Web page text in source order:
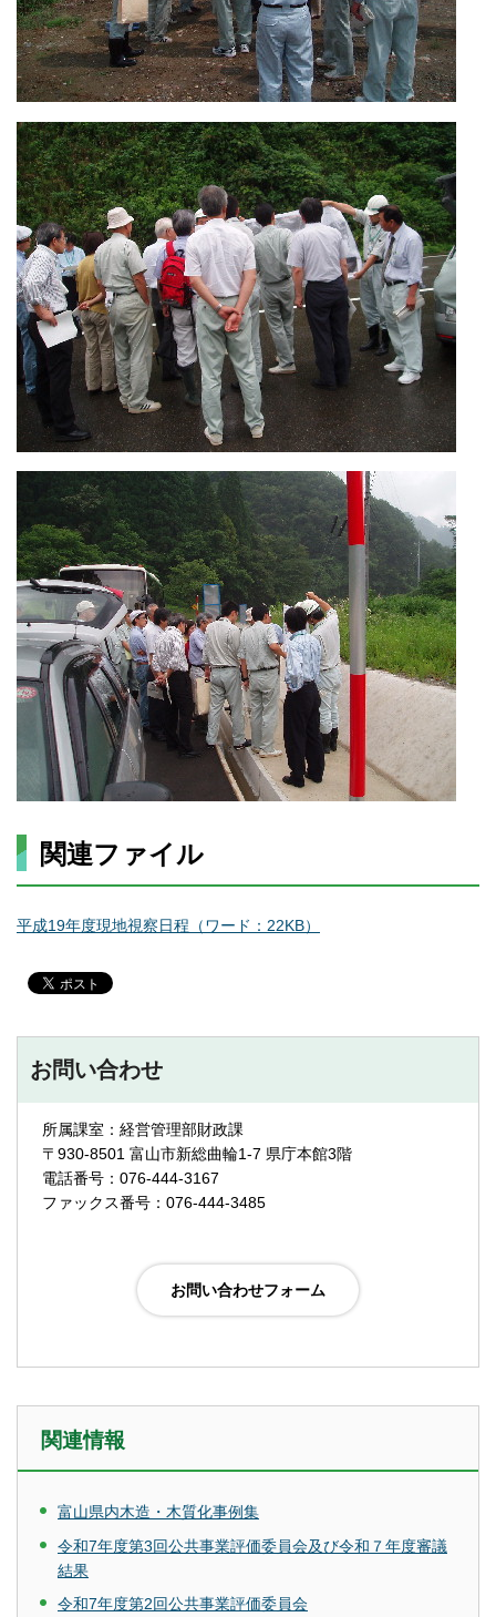
関連ファイル
平成19年度現地視察日程（ワード：22KB）
お問い合わせ
所属課室：経営管理部財政課
〒930-8501 富山市新総曲輪1-7 県庁本館3階
電話番号：076-444-3167
ファックス番号：076-444-3485
関連情報
富山県内木造・木質化事例集
令和7年度第3回公共事業評価委員会及び令和７年度審議
結果
令和7年度第2回公共事業評価委員会